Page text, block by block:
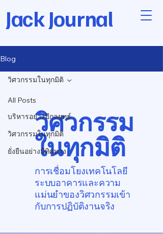
Jack Journal
Blog
All Posts
บริหารอย่างมีกลยุทธ์
วิศวกรรมในทุกมิติ
ยั่งยืนอย่างมีทิศทาง
วิศวกรรมในทุกมิติ
วิศวกรรม
ในทุกมิติ
การเชื่อมโยงเทคโนโลยี
ระบบอาคารและความ
แม่นยำของวิศวกรรมเข้า
กับการปฏิบัติงานจริง